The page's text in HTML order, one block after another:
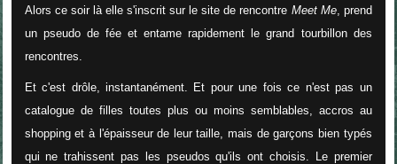
Alors ce soir là elle s'inscrit sur le site de rencontre Meet Me, prend
un pseudo de fée et entame rapidement le grand tourbillon des
rencontres.
Et c'est drôle, instantanément. Et pour une fois ce n'est pas un
catalogue de filles toutes plus ou moins semblables, accros au
shopping et à l'épaisseur de leur taille, mais de garçons bien typés
qui ne trahissent pas les pseudos qu'ils ont choisis. Le premier